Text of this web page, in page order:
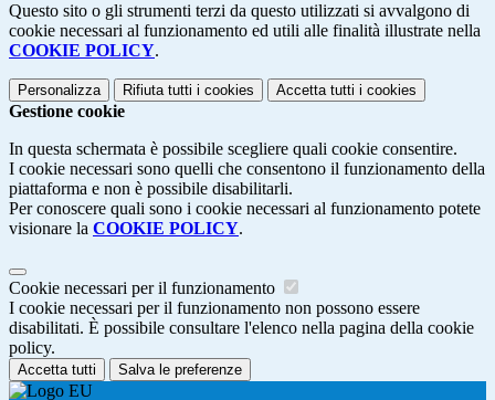
Questo sito o gli strumenti terzi da questo utilizzati si avvalgono di
cookie necessari al funzionamento ed utili alle finalità illustrate nella
COOKIE POLICY.
Personalizza Rifiuta tutti i cookies Accetta tutti i cookies
Gestione cookie
In questa schermata è possibile scegliere quali cookie consentire.
I cookie necessari sono quelli che consentono il funzionamento della
piattaforma e non è possibile disabilitarli.
Per conoscere quali sono i cookie necessari al funzionamento potete
visionare la COOKIE POLICY.
Cookie necessari per il funzionamento
I cookie necessari per il funzionamento non possono essere
disabilitati. È possibile consultare l'elenco nella pagina della cookie
policy.
Accetta tutti Salva le preferenze